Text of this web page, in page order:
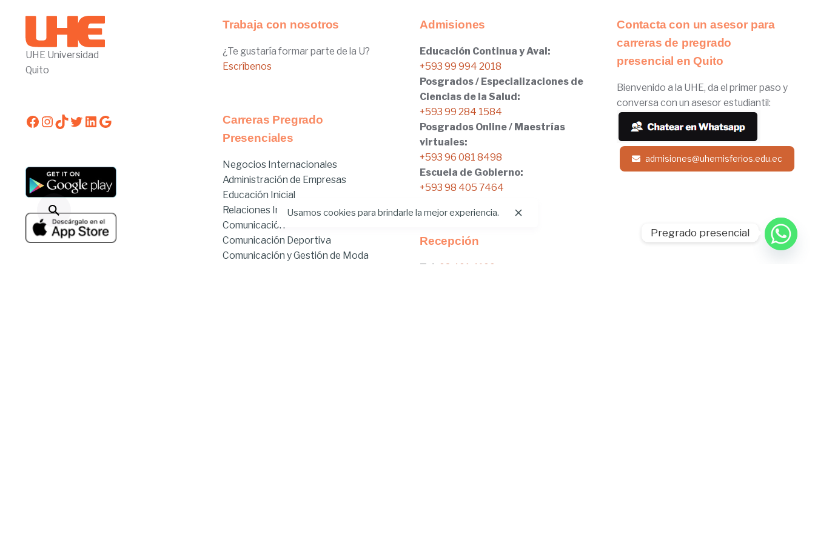
UHE Universidad
Quito
Facebook
Instagram
TikTok
Twitter
LinkedIn
Google
Trabaja con nosotros
¿Te gustaría formar parte de la U?
Escríbenos
Carreras Pregrado
Presenciales
Negocios Internacionales
Administración de Empresas
Educación Inicial
Relaciones Internacionales
Comunicación
Comunicación Deportiva
Comunicación y Gestión de Moda
Admisiones
Educación Continua y Aval:
+593 99 994 2018
Posgrados / Especializaciones de
Ciencias de la Salud:
+593 99 284 1584
Posgrados Online / Maestrías
virtuales:
+593 96 081 8498
Escuela de Gobierno:
+593 98 405 7464
Recepción
Tel: 02.401.4100
Contacta con un asesor para
carreras de pregrado
presencial en Quito
Bienvenido a la UHE, da el primer paso y
conversa con un asesor estudiantil:
admisiones@uhemisferios.edu.ec
Usamos cookies para brindarle la mejor experiencia.
Pregrado presencial